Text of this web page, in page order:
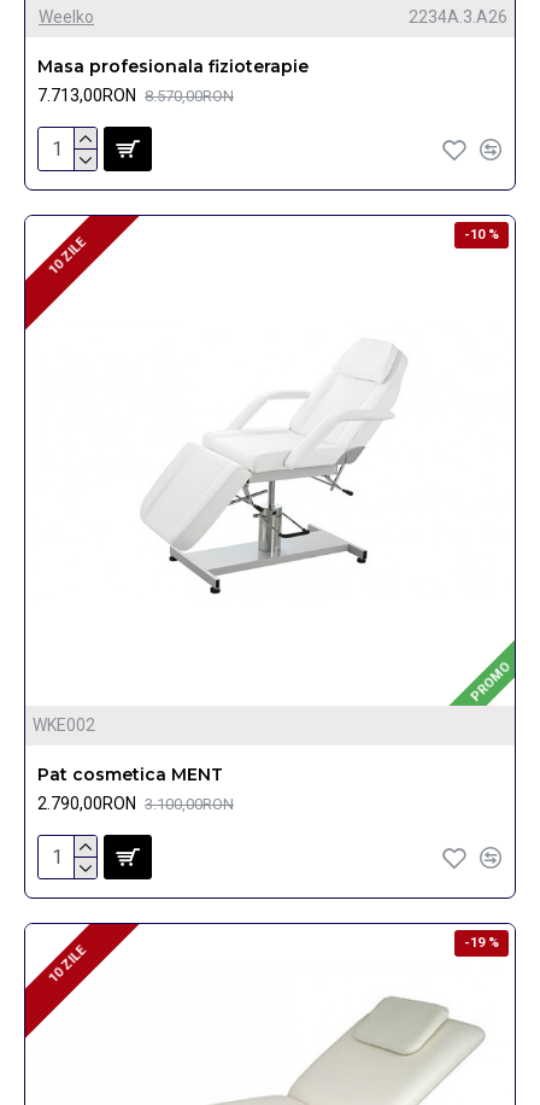
Weelko 2234A.3.A26
Masa profesionala fizioterapie
7.713,00RON 8.570,00RON
PROMO
-10 %
10 ZILE
10 ZILE
WKE002
Pat cosmetica MENT
2.790,00RON 3.100,00RON
-19 %
10 ZILE
10 ZILE